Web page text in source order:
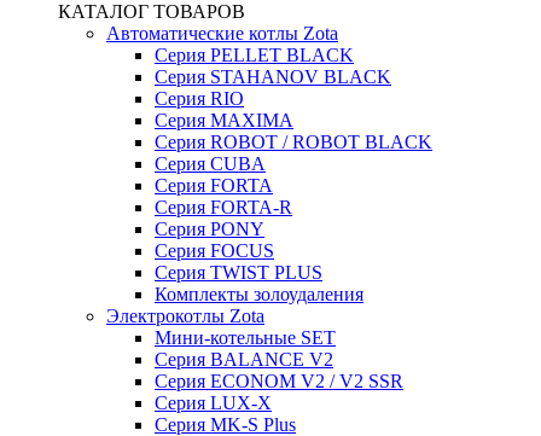
КАТАЛОГ ТОВАРОВ
Автоматические котлы Zota
Серия PELLET BLACK
Серия STAHANOV BLACK
Серия RIO
Серия MAXIMA
Серия ROBOT / ROBOT BLACK
Серия CUBA
Серия FORTA
Серия FORTA-R
Серия PONY
Серия FOCUS
Серия TWIST PLUS
Комплекты золоудаления
Электрокотлы Zota
Мини-котельные SET
Серия BALANCE V2
Серия ECONOM V2 / V2 SSR
Серия LUX-X
Серия MK-S Plus